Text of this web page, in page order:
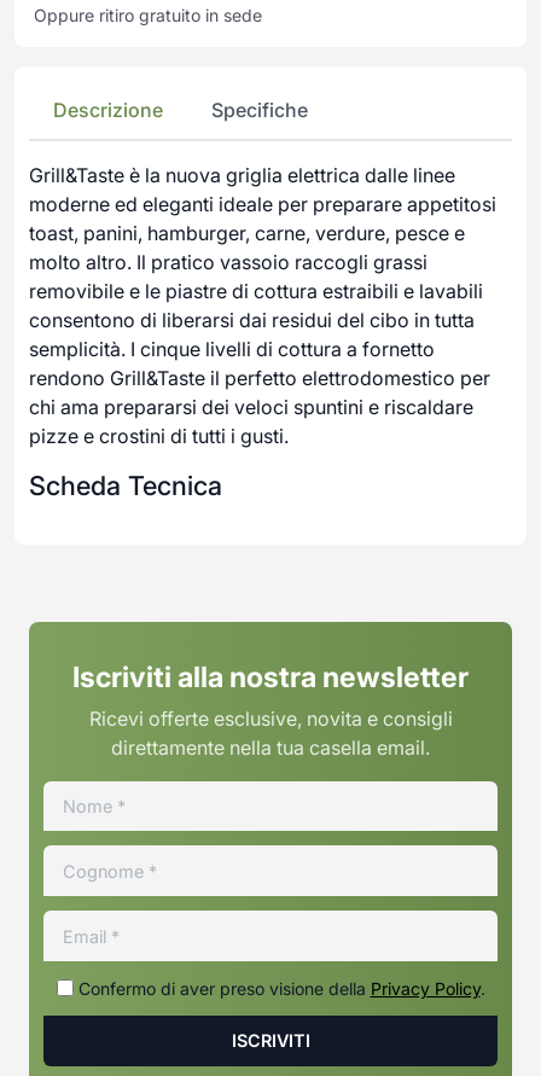
Oppure ritiro gratuito in sede
Descrizione Specifiche
Grill&Taste è la nuova griglia elettrica dalle linee
moderne ed eleganti ideale per preparare appetitosi
toast, panini, hamburger, carne, verdure, pesce e
molto altro. Il pratico vassoio raccogli grassi
removibile e le piastre di cottura estraibili e lavabili
consentono di liberarsi dai residui del cibo in tutta
semplicità. I cinque livelli di cottura a fornetto
rendono Grill&Taste il perfetto elettrodomestico per
chi ama prepararsi dei veloci spuntini e riscaldare
pizze e crostini di tutti i gusti.
Scheda Tecnica
Iscriviti alla nostra newsletter
Ricevi offerte esclusive, novita e consigli
direttamente nella tua casella email.
Confermo di aver preso visione della Privacy Policy.